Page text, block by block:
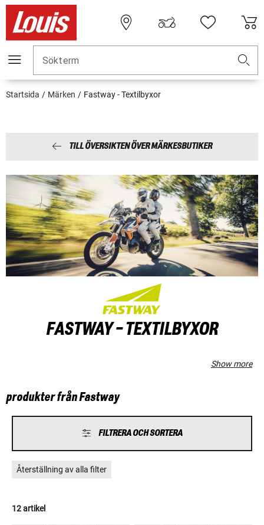
Sökterm
Startsida Märken Fastway - Textilbyxor
TILL ÖVERSIKTEN ÖVER MÄRKESBUTIKER
FASTWAY - TEXTILBYXOR
Show more
produkter från Fastway
FILTRERA OCH SORTERA
Återställning av alla filter
12 artikel